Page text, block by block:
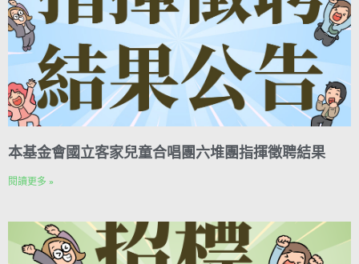
本基金會國立客家兒童合唱團六堆團指揮徵聘結果
閱讀更多 »